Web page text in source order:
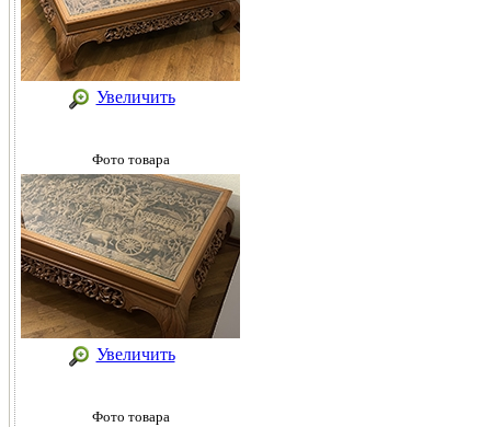
Увеличить
Фото товара
Увеличить
Фото товара